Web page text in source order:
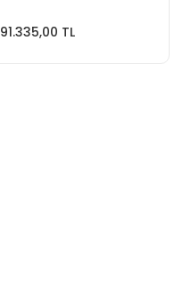
91.335,00 TL